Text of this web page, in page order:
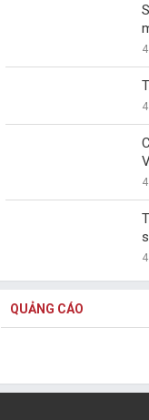
QUẢNG CÁO